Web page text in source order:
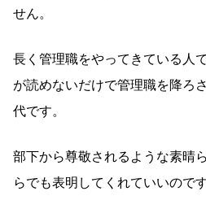
せん。
長く管理職をやってきている人
が読めないだけで管理職を降ろ
代です。
部下から尊敬されるような素晴
らでも表明してくれていいので